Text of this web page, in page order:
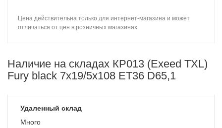
Цена действительна только для интернет-магазина и может
отличаться от цен в розничных магазинах
Наличие на складах КР013 (Exeed TXL)
Fury black 7x19/5x108 ET36 D65,1
Удаленный склад
Много